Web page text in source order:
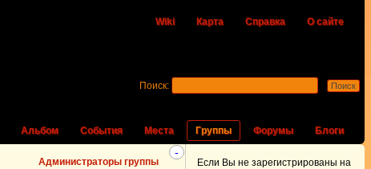
Wiki Карта Справка О сайте
Альбом События Места Группы Форумы Блоги
Поиск:
-
Администраторы группы
Если Вы не зарегистрированы на